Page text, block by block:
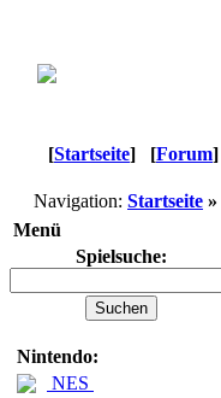
[Startseite] [Forum]
Navigation: Startseite »
Menü
Spielsuche:
Nintendo:
NES